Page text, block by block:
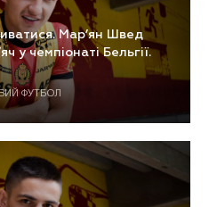
Мар’ян Швед
у чемпіонаті Бельгії.
ФУТБОЛ